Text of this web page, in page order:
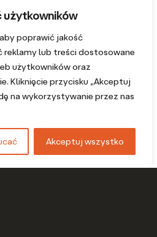
użytkowników
poprawić jakość
reklamy lub treści dostosowane
użytkowników oraz
Kliknięcie przycisku „Akceptuj
na wykorzystywanie przez nas
Akceptuj wszystko